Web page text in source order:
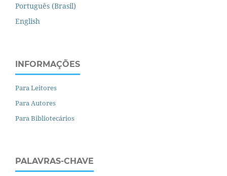
Português (Brasil)
English
INFORMAÇÕES
Para Leitores
Para Autores
Para Bibliotecários
PALAVRAS-CHAVE